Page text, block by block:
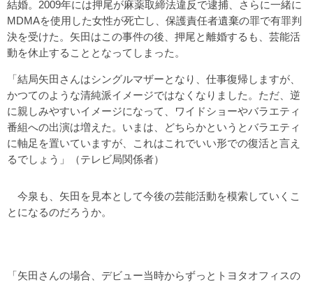
結婚。2009年には押尾が麻薬取締法違反で逮捕、さらに一緒に
MDMAを使用した女性が死亡し、保護責任者遺棄の罪で有罪判
決を受けた。矢田はこの事件の後、押尾と離婚するも、芸能活
動を休止することとなってしまった。
「結局矢田さんはシングルマザーとなり、仕事復帰しますが、
かつてのような清純派イメージではなくなりました。ただ、逆
に親しみやすいイメージになって、ワイドショーやバラエティ
番組への出演は増えた。いまは、どちらかというとバラエティ
に軸足を置いていますが、これはこれでいい形での復活と言え
るでしょう」（テレビ局関係者）
今泉も、矢田を見本として今後の芸能活動を模索していくこ
とになるのだろうか。
「矢田さんの場合、デビュー当時からずっとトヨタオフィスの